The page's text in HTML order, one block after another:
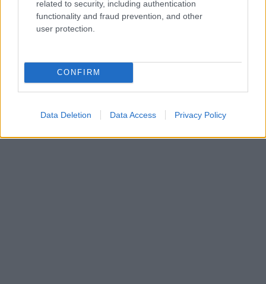
related to security, including authentication
functionality and fraud prevention, and other
user protection.
CONFIRM
Data Deletion Data Access Privacy Policy